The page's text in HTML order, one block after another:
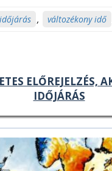
, változékony idő
ELŐREJELZÉS,
IDŐJÁRÁS